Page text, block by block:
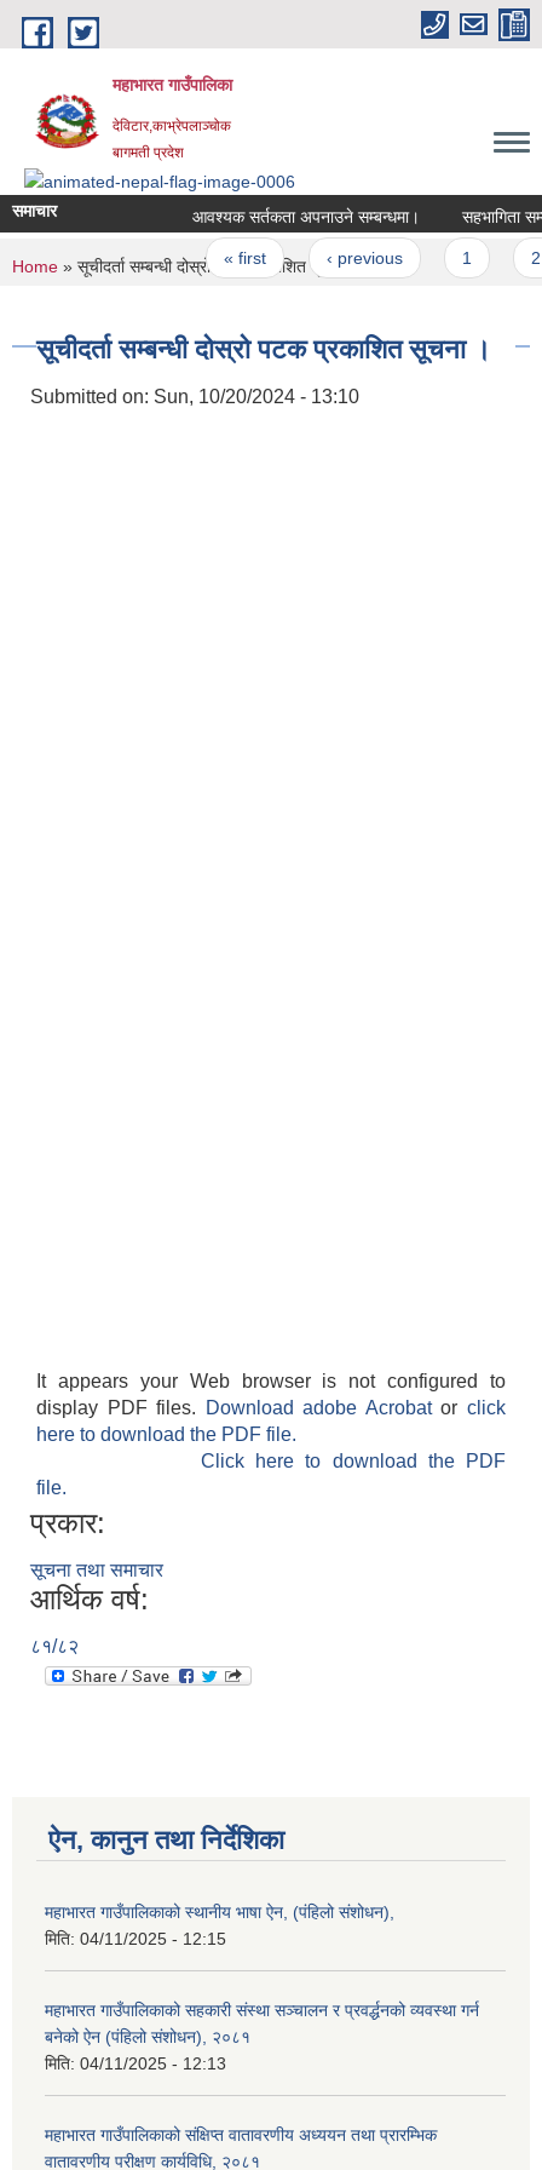
Skip to main content
महाभारत गाउँपालिका
देविटार,काभ्रेपलाञ्चोक
बागमती प्रदेश
समाचार आवश्यक सर्तकता अपनाउने सम्बन्धमा। सहभागिता
Pages
« first ‹ previous
You are here
Home » सूचीदर्ता सम्बन्धी दोस्रो पटक प्रकाशित सूचना ।
सूचीदर्ता सम्बन्धी दोस्रो पटक प्रकाशित सूचना ।
Submitted on: Sun, 10/20/2024 - 13:10
It appears your Web browser is not configured to
display PDF files.
Download adobe Acrobatorclick
here to download the PDF file.
Click here to download the PDF
file.
प्रकार:
सूचना तथा समाचार
आर्थिक वर्ष:
८१/८२
ऐन, कानुन तथा निर्देशिका
महाभारत गाउँपालिकाको स्थानीय भाषा ऐन, (पंहिलो संशोधन),
मिति: 04/11/2025 - 12:15
महाभारत गाउँपालिकाको सहकारी संस्था सञ्चालन र प्रवर्द्धनको व्यवस्था गर्न
बनेको ऐन (पंहिलो संशोधन), २०८१
मिति: 04/11/2025 - 12:13
महाभारत गाउँपालिकाको संक्षिप्त वातावरणीय अध्ययन तथा प्रारम्भिक
वातावरणीय परीक्षण कार्यविधि, २०८१